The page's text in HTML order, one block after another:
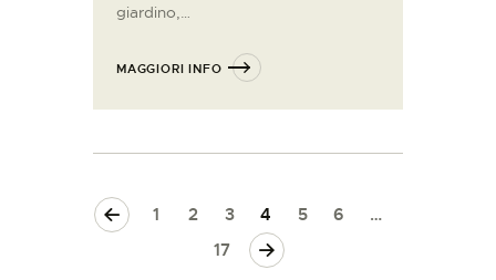
giardino,…
MAGGIORI INFO
1 2 3 4 5 6
…
17